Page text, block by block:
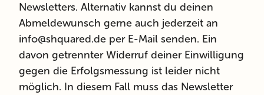
Newsletters. Alternativ kannst du deinen
Abmeldewunsch gerne auch jederzeit an
info@shquared.de per E-Mail senden. Ein
davon getrennter Widerruf deiner Einwilligung
gegen die Erfolgsmessung ist leider nicht
möglich. In diesem Fall muss das Newsletter